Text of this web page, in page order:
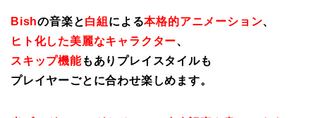
Bishの音楽と白組 による本格的アニメーション、
ヒト化した美麗なキャラクター、
スキップ機能もありプレイスタイルも
プレイヤーごとに合わせ楽しめます。